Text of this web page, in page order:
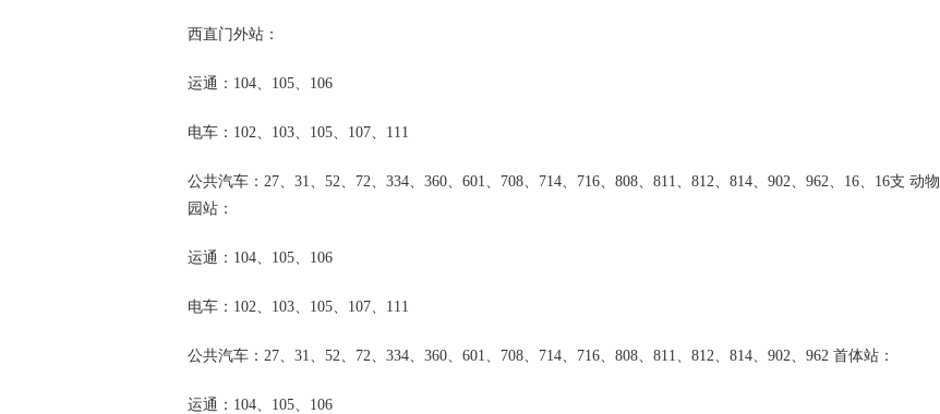
西直门外站：
运通：104、105、106
电车：102、103、105、107、111
公共汽车：27、31、52、72、334、360、601、708、714、716、808、811、812、814、902、962、16、16支 动物
园站：
运通：104、105、106
电车：102、103、105、107、111
公共汽车：27、31、52、72、334、360、601、708、714、716、808、811、812、814、902、962 首体站：
运通：104、105、106